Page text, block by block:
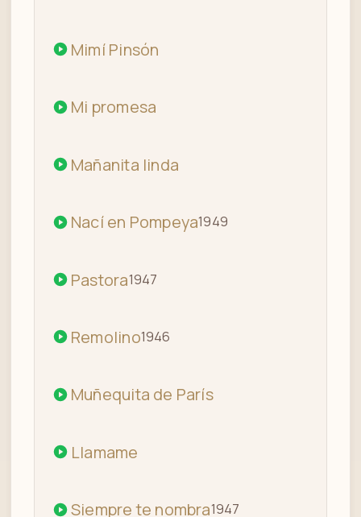
Mimí Pinsón
Mi promesa
Mañanita linda
Nací en Pompeya1949
Pastora1947
Remolino1946
Muñequita de París
Llamame
Siempre te nombra1947